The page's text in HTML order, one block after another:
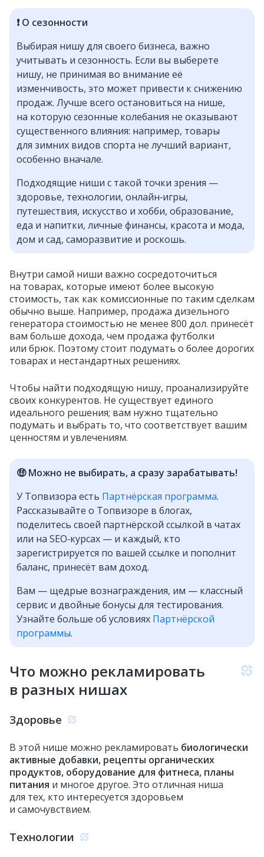
❗ О сезонности
Выбирая нишу для своего бизнеса, важно
учитывать и сезонность. Если вы выберете
нишу, не принимая во внимание её
изменчивость, это может привести к снижению
продаж. Лучше всего остановиться на нише,
на которую сезонные колебания не оказывают
существенного влияния: например, товары
для зимних видов спорта не лучший вариант,
особенно вначале.
Подходящие ниши с такой точки зрения —
здоровье, технологии, онлайн‑игры,
путешествия, искусство и хобби, образование,
еда и напитки, личные финансы, красота и мода,
дом и сад, саморазвитие и роскошь.
Внутри самой ниши важно сосредоточиться
на товарах, которые имеют более высокую
стоимость, так как комиссионные по таким сделкам
обычно выше. Например, продажа дизельного
генератора стоимостью не менее 800 дол. принесёт
вам больше дохода, чем продажа футболки
или брюк. Поэтому стоит подумать о более дорогих
товарах и нестандартных решениях.
Чтобы найти подходящую нишу, проанализируйте
своих конкурентов. Не существует единого
идеального решения; вам нужно тщательно
подумать и выбрать то, что соответствует вашим
ценностям и увлечениям.
🤑 Можно не выбирать, а сразу зарабатывать!
У Топвизора есть Партнёрская программа.
Рассказывайте о Топвизоре в блогах,
поделитесь своей партнёрской ссылкой в чатах
или на SEO‑курсах — и каждый, кто
зарегистрируется по вашей ссылке и пополнит
баланс, принесёт вам доход.
Вам — щедрые вознаграждения, им — классный
сервис и двойные бонусы для тестирования.
Узнайте больше об условиях Партнёрской
программы.
Что можно рекламировать
в разных нишах
Здоровье
В этой нише можно рекламировать биологически
активные добавки, рецепты органических
продуктов, оборудование для фитнеса, планы
питания и многое другое. Это отличная ниша
для тех, кто интересуется здоровьем
и самочувствием.
Технологии